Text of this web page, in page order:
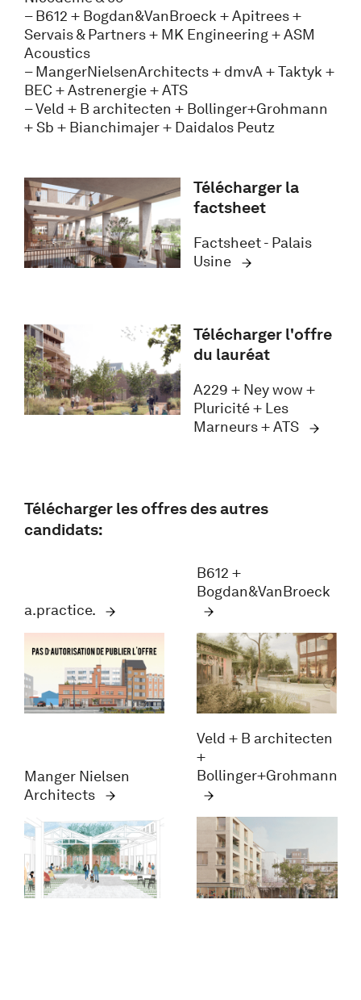
– B612 + Bogdan&VanBroeck + Apitrees +
Servais & Partners + MK Engineering + ASM
Acoustics
– MangerNielsenArchitects + dmvA + Taktyk +
BEC + Astrenergie + ATS
– Veld + B architecten + Bollinger+Grohmann
+ Sb + Bianchimajer + Daidalos Peutz
Télécharger la
factsheet
Factsheet - Palais
Usine
Télécharger l'offre
du lauréat
A229 + Ney wow +
Pluricité + Les
Marneurs + ATS
Télécharger les offres des autres
candidats:
a.practice.
B612 +
Bogdan&VanBroeck
Manger Nielsen
Architects
Veld + B architecten
+
Bollinger+Grohmann